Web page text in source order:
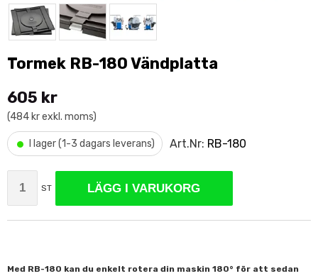
Tormek RB-180 Vändplatta
605 kr
(484 kr exkl. moms)
• I lager (1-3 dagars leverans) Art.Nr: RB-180
ST LÄGG I VARUKORG
Med RB-180 kan du enkelt rotera din maskin 180° för att sedan